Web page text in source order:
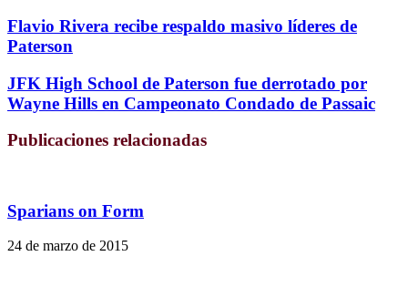
Flavio Rivera recibe respaldo masivo líderes de
Paterson
JFK High School de Paterson fue derrotado por
Wayne Hills en Campeonato Condado de Passaic
Publicaciones relacionadas
Sparians on Form
24 de marzo de 2015